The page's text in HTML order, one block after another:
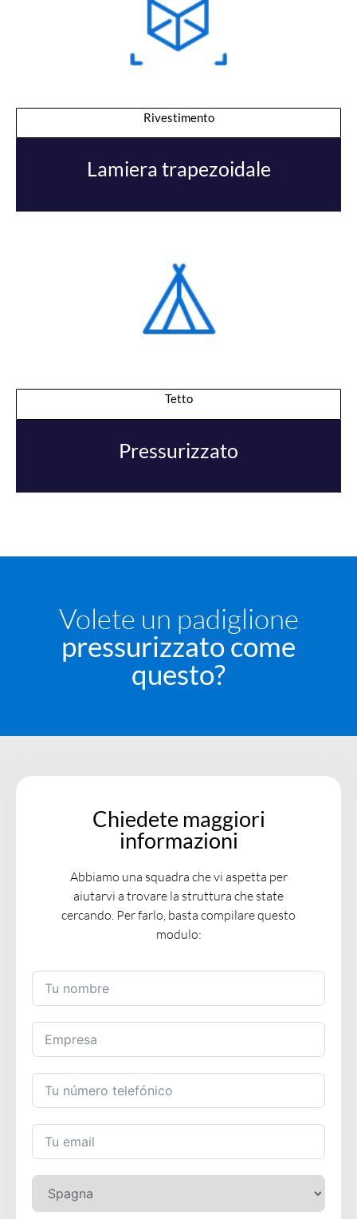
Rivestimento
Lamiera trapezoidale
Tetto
Pressurizzato
Volete un padiglione
pressurizzato come
questo?
Chiedete maggiori
informazioni
Abbiamo una squadra che vi aspetta per
aiutarvi a trovare la struttura che state
cercando. Per farlo, basta compilare questo
modulo: